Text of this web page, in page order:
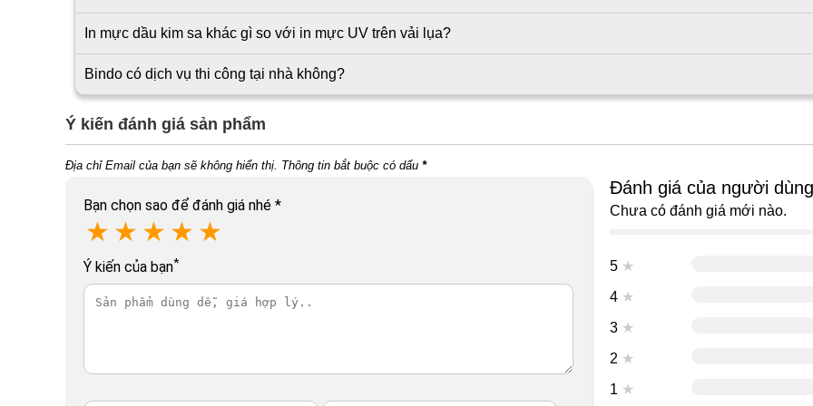
In mực dầu kim sa khác gì so với in mực UV trên vải lụa?
Bindo có dịch vụ thi công tại nhà không?
Ý kiến đánh giá sản phẩm
Địa chỉ Email của bạn sẽ không hiển thị. Thông tin bắt buộc có dấu *
Bạn chọn sao để đánh giá nhé *
★ ★ ★ ★ ★
Ý kiến của bạn*
Đánh giá của người dùng
Chưa có đánh giá mới nào.
5 ★
4 ★
3 ★
2 ★
1 ★